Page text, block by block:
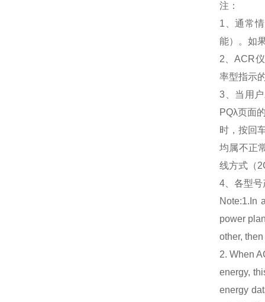
注：
1、通常
能）。如
2、ACR
率型指示
3、当用
PQλ页面
时，按回
均属不正
线方式（
4、各型
Note:1.In
power
other,
2. When
energy,
energy